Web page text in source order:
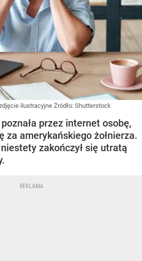
ilustracyjne Źródło: Shutterstock
przez internet osobę,
za amerykańskiego żołnierza.
zakończył się utratą